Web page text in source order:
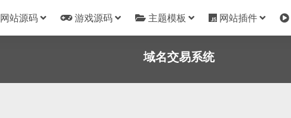
网站源码 游戏源码 主题模板 网站插件
域名交易系统